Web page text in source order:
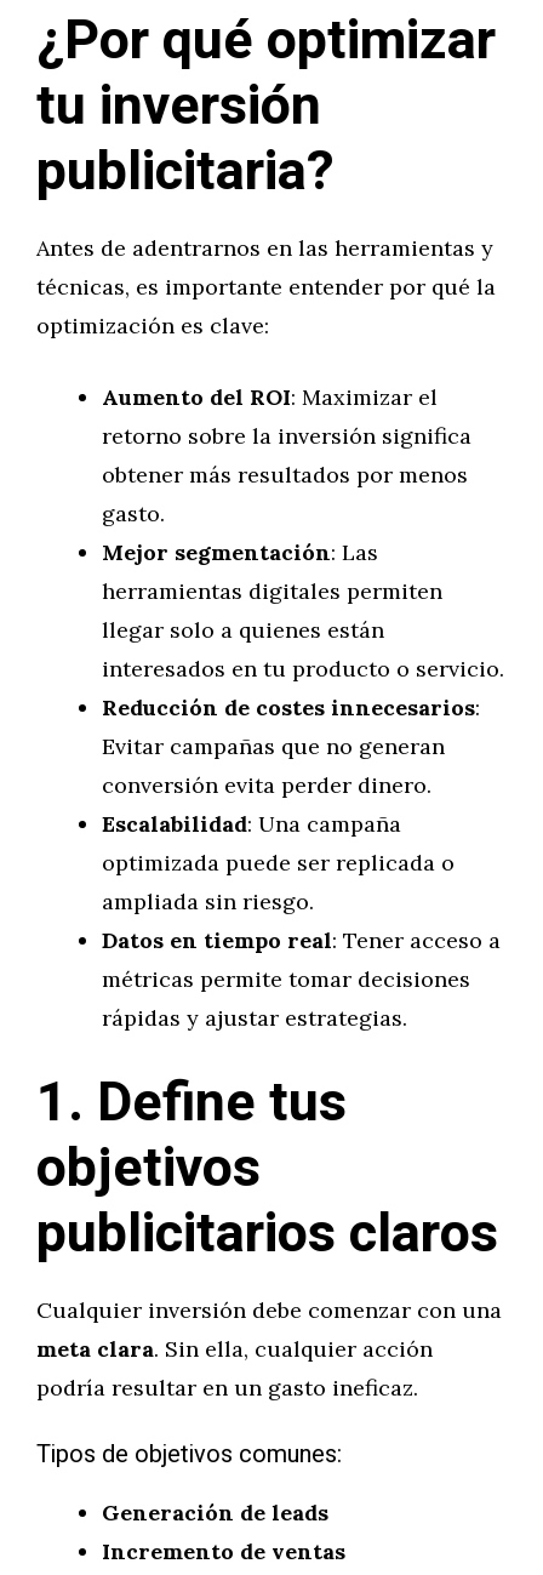
¿Por qué optimizar
tu inversión
publicitaria?
Antes de adentrarnos en las herramientas y
técnicas, es importante entender por qué la
optimización es clave:
Aumento del ROI: Maximizar el
retorno sobre la inversión significa
obtener más resultados por menos
gasto.
Mejor segmentación: Las
herramientas digitales permiten
llegar solo a quienes están
interesados en tu producto o servicio.
Reducción de costes innecesarios:
Evitar campañas que no generan
conversión evita perder dinero.
Escalabilidad: Una campaña
optimizada puede ser replicada o
ampliada sin riesgo.
Datos en tiempo real: Tener acceso a
métricas permite tomar decisiones
rápidas y ajustar estrategias.
1. Define tus
objetivos
publicitarios claros
Cualquier inversión debe comenzar con una
meta clara. Sin ella, cualquier acción
podría resultar en un gasto ineficaz.
Tipos de objetivos comunes:
Generación de leads
Incremento de ventas